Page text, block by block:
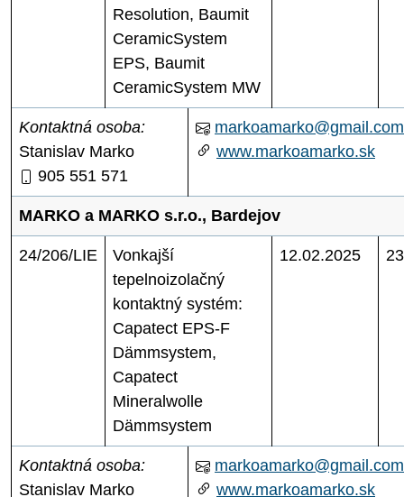
Resolution, Baumit
CeramicSystem
EPS, Baumit
CeramicSystem MW
Kontaktná osoba:
Stanislav Marko
905 551 571
markoamarko@gmail.com
www.markoamarko.sk
MARKO a MARKO s.r.o., Bardejov
24/206/LIE
Vonkajší
tepelnoizolačný
kontaktný systém:
Capatect EPS-F
Dämmsystem,
Capatect
Mineralwolle
Dämmsystem
12.02.2025
Kontaktná osoba:
Stanislav Marko
markoamarko@gmail.com
www.markoamarko.sk